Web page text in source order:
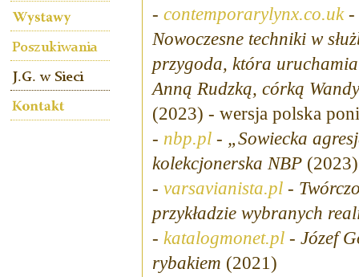
- contemporarylynx.co.uk-
Nowoczesne techniki w
przygoda, która
Anną Rudzką, córką
(2023) - wersja polska
- nbp.pl - „Sowiecka
kolekcjonerska NBP (2023)
- varsavianista.pl -
przykładzie wybranych
- katalogmonet.pl - Józef
rybakiem (2021)